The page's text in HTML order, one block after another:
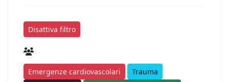
Disattiva filtro
Emergenze cardiovascolari
Trauma